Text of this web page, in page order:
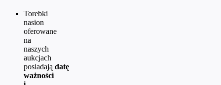
Torebki
nasion
oferowane
na
naszych
aukcjach
posiadają datę
ważności